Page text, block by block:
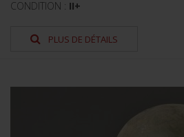
CONDITION : II+
PLUS DE DÉTAILS